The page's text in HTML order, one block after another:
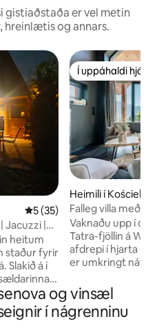
gistiaðstaða er vel metin
hreinlætis og annars.
5 af 5 í meðaleinkunn, 35
5 (35)
Jacuzzi |
heitum
staður fyrir
Slakið á í
í
stað í
Liptov
Nútímalegt
Í uppáhaldi hjá
Í uppáhaldi hjá
Heimili í
Falleg villa með
svefnherbergi)
Vaknaðu upp í
Tatra-fjöllin á
afdrepi í hjarta
er umkringt
svefnherbergi,
arineldstæði
þar sem þú getur
og vinsæl
í nágrenninu